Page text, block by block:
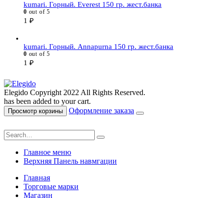
kumari. Горный. Everest 150 гр. жест.банка
0 out of 5
1 ₽
kumari. Горный. Annapurna 150 гр. жест.банка
0 out of 5
1 ₽
Elegido Copyright 2022 All Rights Reserved.
has been added to your cart.
Просмотр корзины Оформление заказа
Главное меню
Верхняя Панель навмгации
Главная
Торговые марки
Магазин